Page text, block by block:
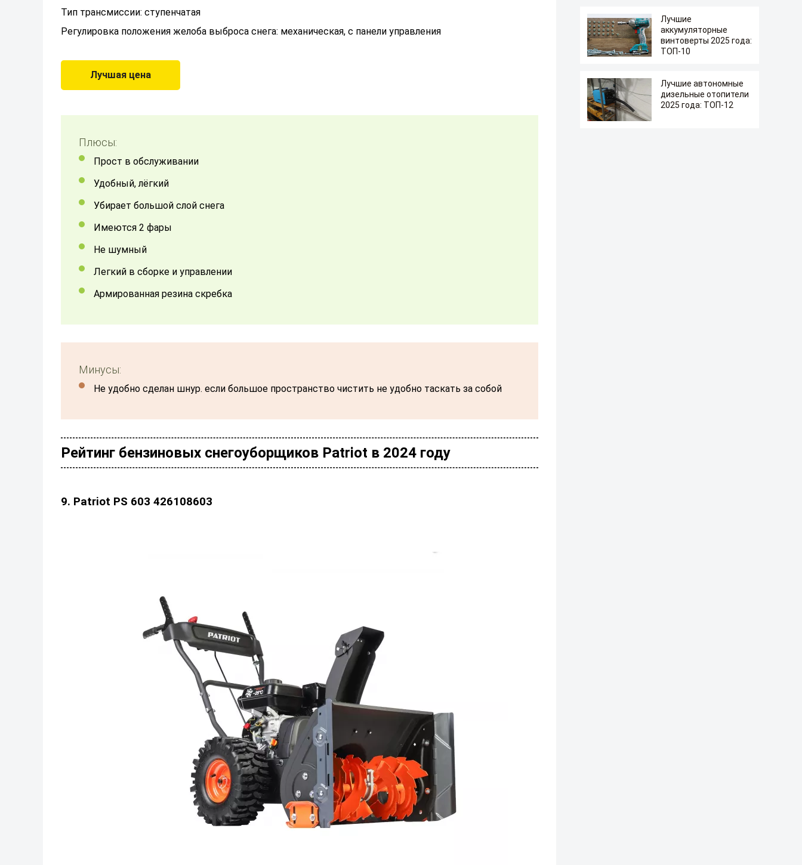
Тип трансмиссии: ступенчатая
Регулировка положения желоба выброса снега: механическая, с панели управления
Лучшая цена
Плюсы:
Прост в обслуживании
Удобный, лёгкий
Убирает большой слой снега
Имеются 2 фары
не шумный
легкий в сборке и управлении
армированная резина скребка
Минусы:
не удобно сделан шнур. если большое пространство чистить не удобно таскать за собой
Рейтинг бензиновых снегоуборщиков Patriot в 2024 году
9. Patriot PS 603 426108603
Лучшие
аккумуляторные
винтоверты 2025 года:
ТОП-10
Лучшие автономные
дизельные отопители
2025 года: ТОП-12